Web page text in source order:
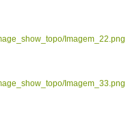
Imagem_22.png
Imagem_33.png